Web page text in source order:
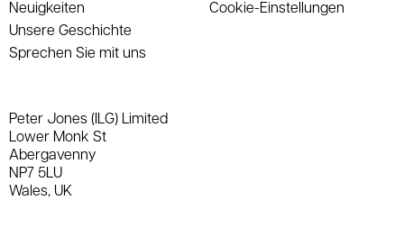
Neuigkeiten
Unsere Geschichte
Sprechen Sie mit uns
Cookie-Einstellungen
Peter Jones (ILG) Limited
Lower Monk St
Abergavenny
NP7 5LU
Wales, UK